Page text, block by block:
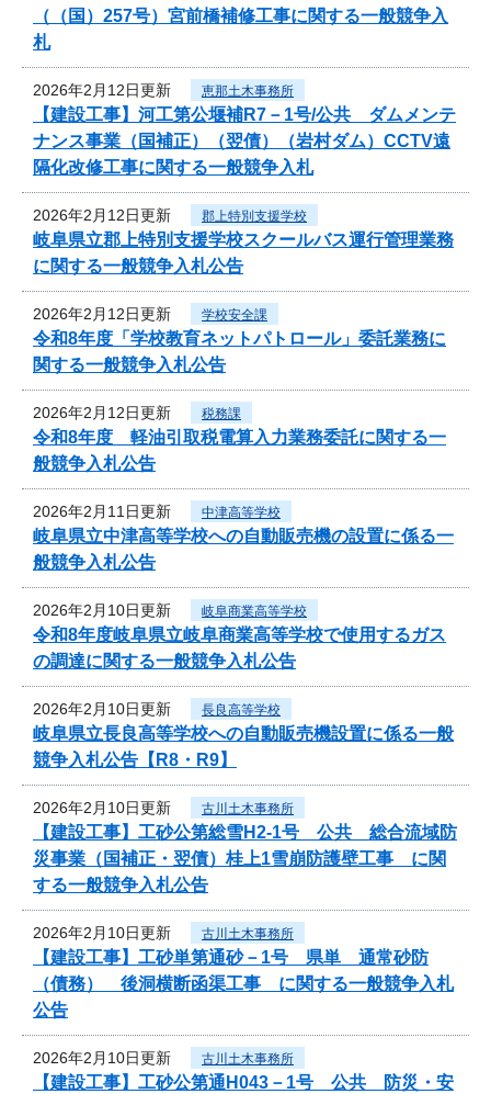
（（国）257号）宮前橋補修工事に関する一般競争入
札
2026年2月12日更新 恵那土木事務所
【建設工事】河工第公堰補R7－1号/公共 ダムメンテ
ナンス事業（国補正）（翌債）（岩村ダム）CCTV遠
隔化改修工事に関する一般競争入札
2026年2月12日更新 郡上特別支援学校
岐阜県立郡上特別支援学校スクールバス運行管理業務
に関する一般競争入札公告
2026年2月12日更新 学校安全課
令和8年度「学校教育ネットパトロール」委託業務に
関する一般競争入札公告
2026年2月12日更新 税務課
令和8年度 軽油引取税電算入力業務委託に関する一
般競争入札公告
2026年2月11日更新 中津高等学校
岐阜県立中津高等学校への自動販売機の設置に係る一
般競争入札公告
2026年2月10日更新 岐阜商業高等学校
令和8年度岐阜県立岐阜商業高等学校で使用するガス
の調達に関する一般競争入札公告
2026年2月10日更新 長良高等学校
岐阜県立長良高等学校への自動販売機設置に係る一般
競争入札公告【R8・R9】
2026年2月10日更新 古川土木事務所
【建設工事】工砂公第総雪H2-1号 公共 総合流域防
災事業（国補正・翌債）桂上1雪崩防護壁工事 に関
する一般競争入札公告
2026年2月10日更新 古川土木事務所
【建設工事】工砂単第通砂－1号 県単 通常砂防
（債務） 後洞横断函渠工事 に関する一般競争入札
公告
2026年2月10日更新 古川土木事務所
【建設工事】工砂公第通H043－1号 公共 防災・安